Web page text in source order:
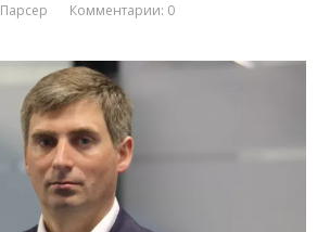
Парсер Комментарии: 0